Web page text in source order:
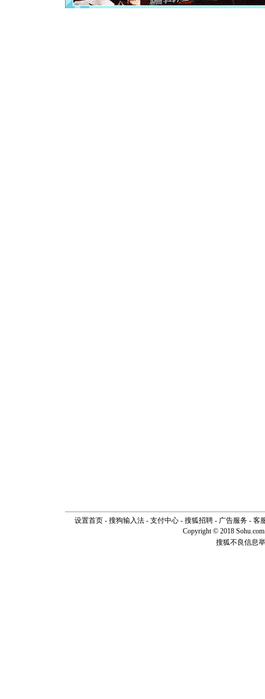
卖了。水
设置首页- 搜狗输入法- 支付中心- 搜狐招聘- 广告服务- 客
Copyright © 2018
搜狐不良信息